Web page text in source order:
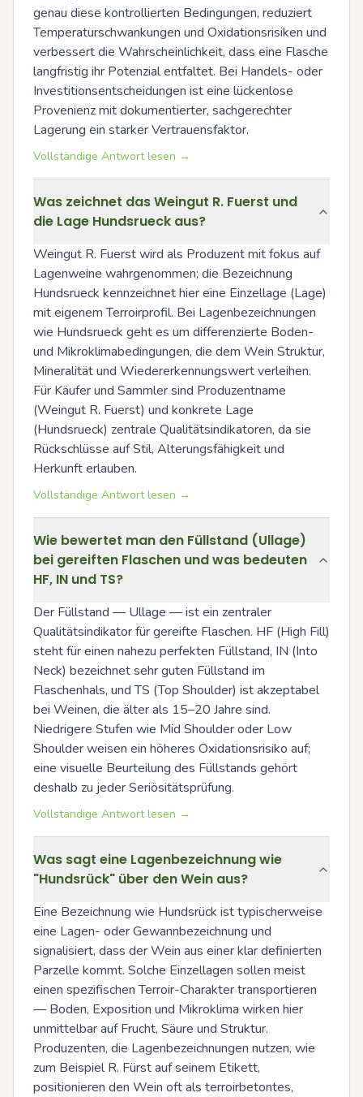
genau diese kontrollierten Bedingungen, reduziert
Temperaturschwankungen und Oxidationsrisiken und
verbessert die Wahrscheinlichkeit, dass eine Flasche
langfristig ihr Potenzial entfaltet. Bei Handels- oder
Investitionsentscheidungen ist eine lückenlose
Provenienz mit dokumentierter, sachgerechter
Lagerung ein starker Vertrauensfaktor.
Vollständige Antwort lesen →
Was zeichnet das Weingut R. Fuerst und
die Lage Hundsrueck aus?
Weingut R. Fuerst wird als Produzent mit fokus auf
Lagenweine wahrgenommen; die Bezeichnung
Hundsrueck kennzeichnet hier eine Einzellage (Lage)
mit eigenem Terroirprofil. Bei Lagenbezeichnungen
wie Hundsrueck geht es um differenzierte Boden-
und Mikroklimabedingungen, die dem Wein Struktur,
Mineralität und Wiedererkennungswert verleihen.
Für Käufer und Sammler sind Produzentname
(Weingut R. Fuerst) und konkrete Lage
(Hundsrueck) zentrale Qualitätsindikatoren, da sie
Rückschlüsse auf Stil, Alterungsfähigkeit und
Herkunft erlauben.
Vollständige Antwort lesen →
Wie bewertet man den Füllstand (Ullage)
bei gereiften Flaschen und was bedeuten
HF, IN und TS?
Der Füllstand — Ullage — ist ein zentraler
Qualitätsindikator für gereifte Flaschen. HF (High Fill)
steht für einen nahezu perfekten Füllstand, IN (Into
Neck) bezeichnet sehr guten Füllstand im
Flaschenhals, und TS (Top Shoulder) ist akzeptabel
bei Weinen, die älter als 15–20 Jahre sind.
Niedrigere Stufen wie Mid Shoulder oder Low
Shoulder weisen ein höheres Oxidationsrisiko auf;
eine visuelle Beurteilung des Füllstands gehört
deshalb zu jeder Seriösitätsprüfung.
Vollständige Antwort lesen →
Was sagt eine Lagenbezeichnung wie
"Hundsrück" über den Wein aus?
Eine Bezeichnung wie Hundsrück ist typischerweise
eine Lagen- oder Gewannbezeichnung und
signalisiert, dass der Wein aus einer klar definierten
Parzelle kommt. Solche Einzellagen sollen meist
einen spezifischen Terroir-Charakter transportieren
— Boden, Exposition und Mikroklima wirken hier
unmittelbar auf Frucht, Säure und Struktur.
Produzenten, die Lagenbezeichnungen nutzen, wie
zum Beispiel R. Fürst auf seinem Etikett,
positionieren den Wein oft als terroirbetontes,